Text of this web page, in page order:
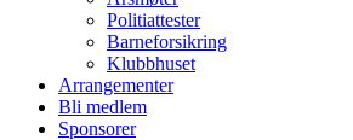
Politiattester
Barneforsikring
Klubbhuset
Arrangementer
Bli medlem
Sponsorer